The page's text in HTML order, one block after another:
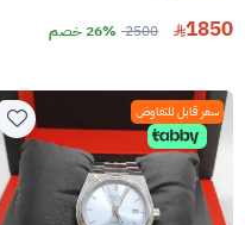
1850
2500 26% خصم
سعر قابل للتفاوض